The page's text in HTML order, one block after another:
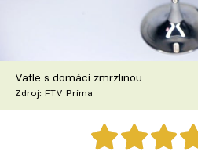
Recepty z TV
Speciál: Cuketa
Těhotnej kuchař
Vafle s domácí zmrzlinou
Zdroj: FTV Prima